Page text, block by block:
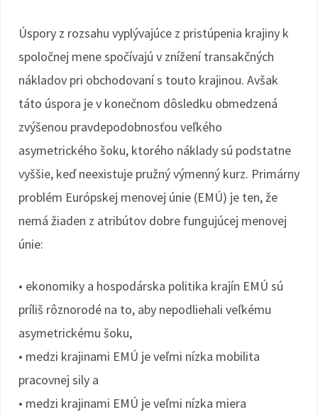
Úspory z rozsahu vyplývajúce z pristúpenia krajiny k
spoločnej mene spočívajú v znížení transakčných
nákladov pri obchodovaní s touto krajinou. Avšak
táto úspora je v konečnom dôsledku obmedzená
zvýšenou pravdepodobnosťou veľkého
asymetrického šoku, ktorého náklady sú podstatne
vyššie, keď neexistuje pružný výmenný kurz. Primárny
problém Európskej menovej únie (EMÚ) je ten, že
nemá žiaden z atribútov dobre fungujúcej menovej
únie:
• ekonomiky a hospodárska politika krajín EMÚ sú
príliš rôznorodé na to, aby nepodliehali veľkému
asymetrickému šoku,
• medzi krajinami EMÚ je veľmi nízka mobilita
pracovnej sily a
• medzi krajinami EMÚ je veľmi nízka miera